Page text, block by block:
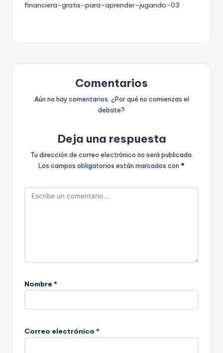
financiera-gratis-para-aprender-jugando-03
Comentarios
Aún no hay comentarios. ¿Por qué no comienzas el
debate?
Deja una respuesta
Tu dirección de correo electrónico no será publicada.
Los campos obligatorios están marcados con *
Nombre *
Correo electrónico *